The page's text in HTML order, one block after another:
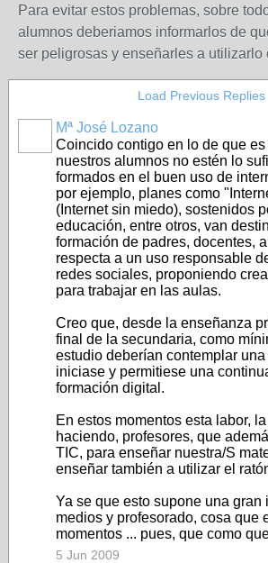
Para evitar estos problemas, sobre
alumnos deberiamos informarlos de
ser peligrosas y enseñarles a utilizarlo
Load Previous Replies
Mª José Lozano
Coincido contigo en lo de que
nuestros alumnos no estén lo
formados en el buen uso de
por ejemplo, planes como
(Internet sin miedo), sostenidos
educación, entre otros, van
formación de padres, docentes,
respecta a un uso responsable
redes sociales, proponiendo
para trabajar en las aulas.
Creo que, desde la enseñanza
final de la secundaria, como
estudio deberían contemplar
iniciase y permitiese una
formación digital.
En estos momentos esta labor,
haciendo, profesores, que
TIC, para enseñar nuestra/S
enseñar también a utilizar el
Ya se que esto supone una gran
medios y profesorado, cosa que
momentos ... pues, que como
5 Jun 2009